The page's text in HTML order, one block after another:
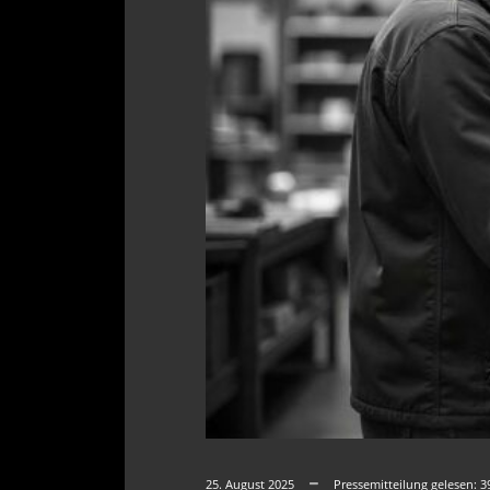
25. August 2025 Pressemitteilung gelesen: